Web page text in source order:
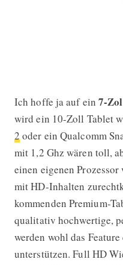
Ich hoffe ja auf ein7-
wird ein 10-Zoll Tablet
2 oder ein Qualcomm
mit 1,2 Ghz wären toll,
einen eigenen
mit HD-Inhalten
kommenden Premium-
qualitativ hochwertige,
werden wohl das
unterstützen. Full HD